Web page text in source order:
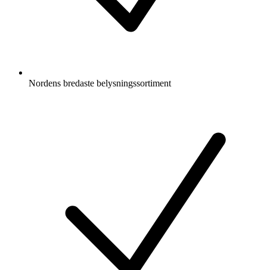
Nordens bredaste belysningssortiment